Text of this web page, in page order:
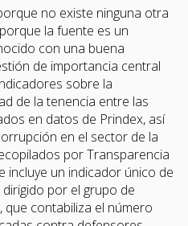
no existe ninguna otra
la fuente es un
con una buena
de importancia central
sobre la
de la tenencia entre las
en datos de Prindex, así
en el sector de la
por Transparencia
incluye un indicador único de
por el grupo de
contabiliza el número